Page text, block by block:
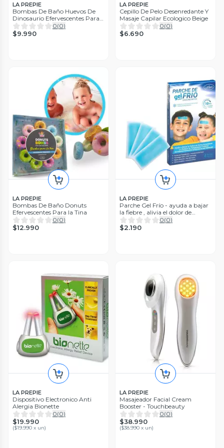
LA PREPIE
Bombas De Baño Huevos De
Dinosaurio Efervescentes Para
la Tina
0(0)
$9.990
LA PREPIE
Cepillo De Pelo Desenredante Y
Masaje Capilar Ecologico Beige
0(0)
$6.690
LA PREPIE
Bombas De Baño Donuts
Efervescentes Para la Tina
0(0)
$12.990
LA PREPIE
Parche Gel Frío - ayuda a bajar
la fiebre , alivia el dolor de
cabeza
0(0)
$2.190
LA PREPIE
Dispositivo Electronico Anti
Alergia Bionette
0(0)
$19.990
($19.990 x un)
LA PREPIE
Masajeador Facial Cream
Booster - Touchbeauty
0(0)
$38.990
($38.990 x un)